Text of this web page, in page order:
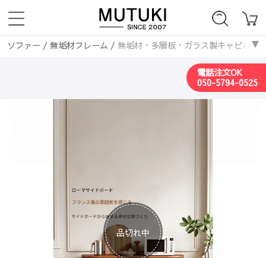
ソファー / 無垢材フレーム / 無垢材・多層板・ガラス製キャビネッ
電話注文OK
050-5794-0525
品切れ中